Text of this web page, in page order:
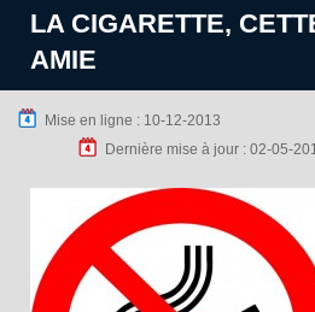
LA CIGARETTE,
AMIE
Mise en ligne : 10-12-2013
Dernière mise à jour : 02-05-